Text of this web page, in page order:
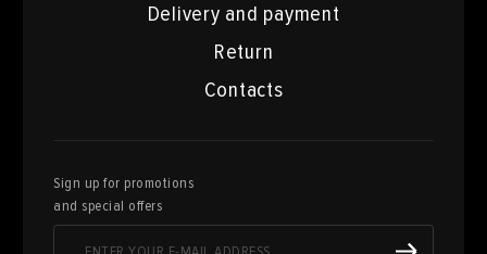
Delivery and payment
Return
Contacts
Sign up for promotions
and special offers